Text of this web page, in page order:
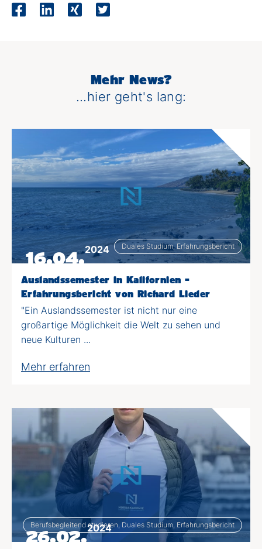
Mehr News?
...hier geht's lang:
Duales Studium, Erfahrungsbericht
16.04.2024
Auslandssemester in Kalifornien -
Erfahrungsbericht von Richard Lieder
"Ein Auslandssemester ist nicht nur eine
großartige Möglichkeit die Welt zu sehen und
neue Kulturen ...
Mehr erfahren
Berufsbegleitend studieren, Duales Studium, Erfahrungsbericht
26.02.2024